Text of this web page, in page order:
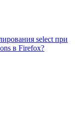
select при
в Firefox?